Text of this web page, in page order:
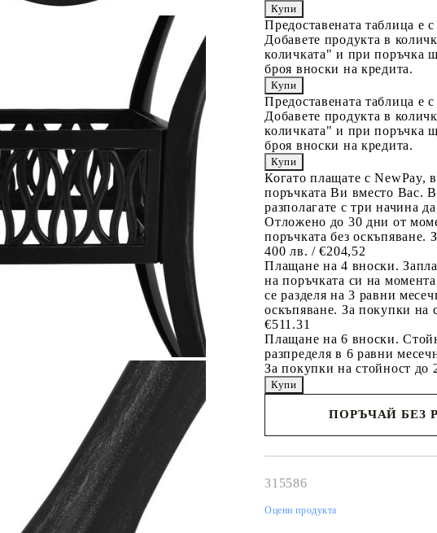
Предоставената таблица е
Добавете продукта в
количката" и при поръчка
броя вноски на кредита.
Предоставената таблица е
Добавете продукта в
количката" и при поръчка
броя вноски на кредита.
Когато плащате с NewPay,
поръчката Ви вместо Вас.
разполагате с три начина
Отложено до 30 дни от
поръчката без оскъпяване.
400 лв. / €204,52
Плащане на 4 вноски.
на поръчката си на
се разделя на 3 равни
оскъпяване. За покупки на
€511.31
Плащане на 6 вноски.
разпределя в 6 равни
За покупки на стойност до
ПОРЪЧАЙ БЕЗ
315586
Оцени продукта